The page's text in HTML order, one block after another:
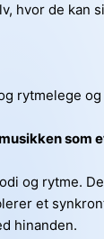
hvor de kan
rytmelege
som
og rytme.
et
hinanden.